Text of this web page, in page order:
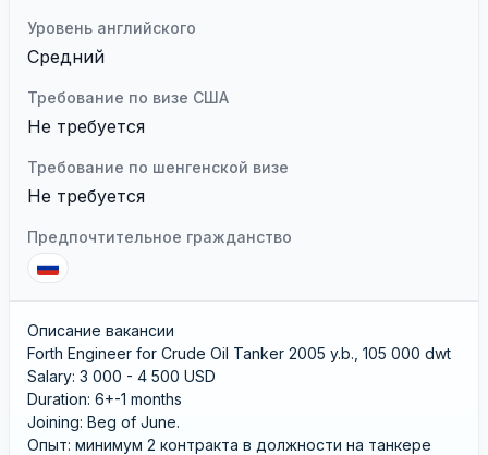
Уровень английского
Средний
Требование по визе США
Не требуется
Требование по шенгенской визе
Не требуется
Предпочтительное гражданство
Описание вакансии
Forth Engineer for Crude Oil Tanker 2005 y.b., 105 000 dwt
Salary: 3 000 - 4 500 USD
Duration: 6+-1 months
Joining: Beg of June.
Опыт: минимум 2 контракта в должности на танкере